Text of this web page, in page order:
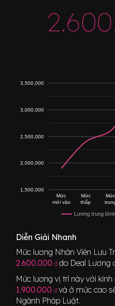
Lương trung
Mức
mới vào
Mức
thấp
Mức
1,500,000
2,000,000
2,500,000
3,000,000
3,500,000
Diễn Giải Nhanh
Mức lương Nhân Viên Lưu
2.600.000 đdo Deal Lương
Mức lương vị trí này với
1.900.000 đ và ở mức cao
Ngành Pháp Luật.